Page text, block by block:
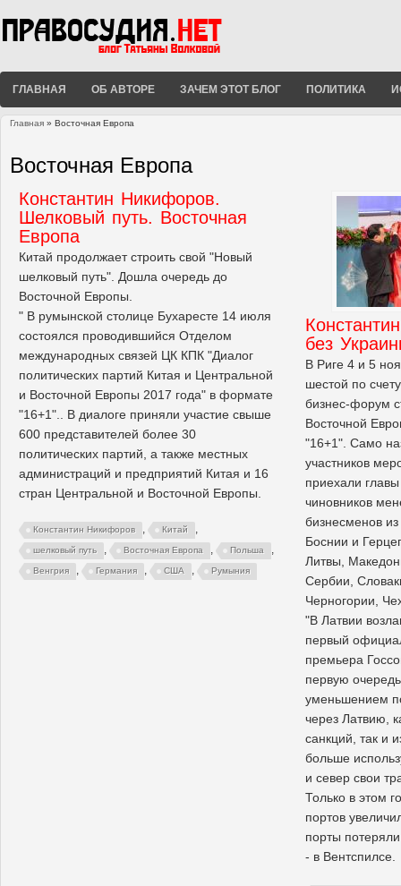
ГЛАВНАЯ ОБ АВТОРЕ ЗАЧЕМ ЭТОТ БЛОГ ПОЛИТИКА
Главная » Восточная Европа
Восточная Европа
Константин Никифоров.
Шелковый путь. Восточная
Европа
Китай продолжает строить свой "Новый
шелковый путь". Дошла очередь до
Восточной Европы.
" В румынской столице Бухаресте 14 июля
состоялся проводившийся Отделом
международных связей ЦК КПК "Диалог
политических партий Китая и Центральной
и Восточной Европы 2017 года" в формате
"16+1".. В диалоге приняли участие свыше
600 представителей более 30
политических партий, а также местных
администраций и предприятий Китая и 16
стран Центральной и Восточной Европы.
Константин Никифоров , Китай ,
шелковый путь , Восточная Европа , Польша ,
Венгрия , Германия , США , Румыния
без
В Риге 4 и 5
шестой по
бизнес-форум
Восточной
"16+1". Само
участников
приехали
чиновников
бизнесменов
Боснии и
Литвы,
Сербии,
Черногории,
"В Латвии
первый
премьера
первую
уменьшением
через Латвию,
санкций, так и
больше
и север свои
Только в этом
портов
порты
- в Вентспилсе.